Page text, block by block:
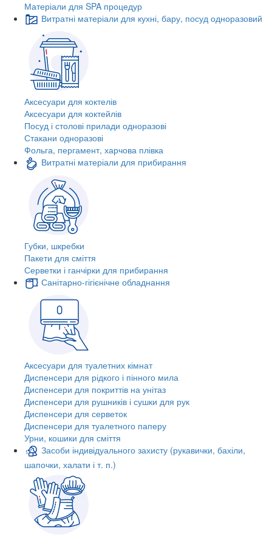
Матеріали для SPA процедур
Витратні матеріали для кухні, бару, посуд одноразовий
Аксесуари для коктелів
Аксесуари для коктейлів
Посуд і столові прилади одноразові
Стакани одноразові
Фольга, пергамент, харчова плівка
Витратні матеріали для прибирання
Губки, шкребки
Пакети для сміття
Серветки і ганчірки для прибирання
Санітарно-гігієнічне обладнання
Аксесуари для туалетних кімнат
Диспенсери для рідкого і пінного мила
Диспенсери для покриттів на унітаз
Диспенсери для рушників і сушки для рук
Диспенсери для серветок
Диспенсери для туалетного паперу
Урни, кошики для сміття
Засоби індивідуального захисту (рукавички, бахіли,
шапочки, халати і т. п.)